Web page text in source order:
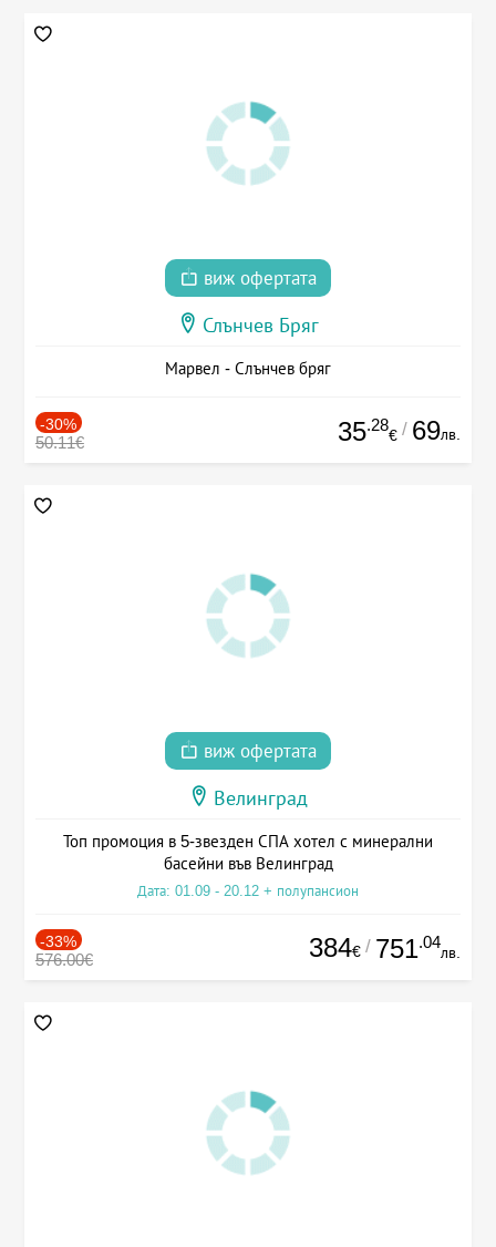
виж офертата
Слънчев Бряг
Марвел - Слънчев бряг
-30%
50.11€ 35.28
€ / 69лв.
виж офертата
Велинград
Топ промоция в 5-звезден СПА хотел с минерални
басейни във Велинград
Дата: 01.09 - 20.12 + полупансион
-33%
576.00€ 384€ / 751.04
лв.